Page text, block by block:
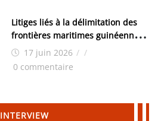
Litiges liés à la délimitation des
frontières maritimes guinéennes:
Idrissa Chérif écrit au ministre
des Hydrocarbures
17 juin 2026 / /
0 commentaire
INTERVIEW